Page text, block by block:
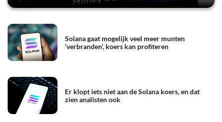
Solana gaat mogelijk veel meer munten
‘verbranden’, koers kan profiteren
Er klopt iets niet aan de Solana koers, en dat
zien analisten ook